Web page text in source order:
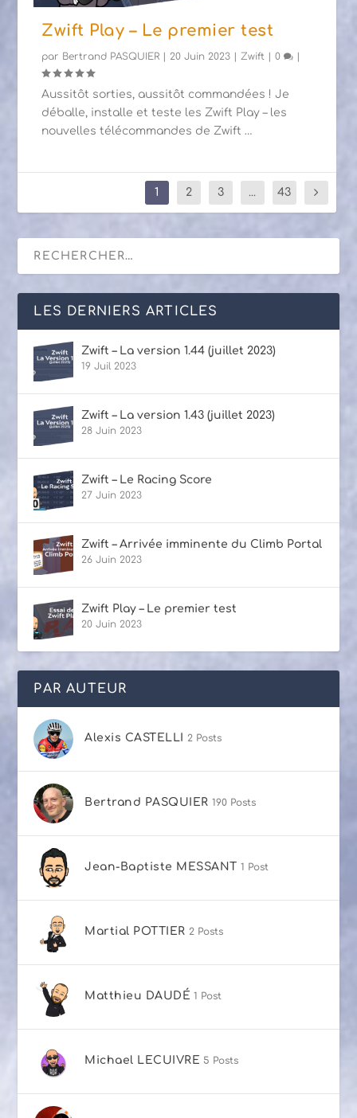
Zwift Play – Le premier test
par Bertrand PASQUIER | 20 Juin 2023 | Zwift |0 |
Aussitôt sorties, aussitôt commandées ! Je
déballe, installe et teste les Zwift Play – les
nouvelles télécommandes de Zwift …
1 2 3 ... 43
LES DERNIERS ARTICLES
Zwift – La version 1.44 (juillet 2023)
19 Juil 2023
Zwift – La version 1.43 (juillet 2023)
28 Juin 2023
Zwift – Le Racing Score
27 Juin 2023
Zwift – Arrivée imminente du Climb Portal
26 Juin 2023
Zwift Play – Le premier test
20 Juin 2023
PAR AUTEUR
Alexis CASTELLI 2 Posts
Bertrand PASQUIER 190 Posts
Jean-Baptiste MESSANT 1 Post
Martial POTTIER 2 Posts
Matthieu DAUDÉ 1 Post
Michael LECUIVRE 5 Posts